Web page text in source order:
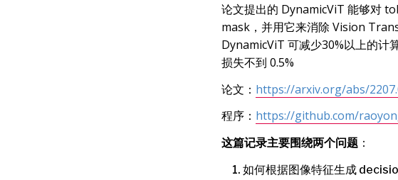
论文提出的 DynamicViT 能够对
mask，并用它来消除 Vision
DynamicViT 可减少30%以上的计
损失不到 0.5%
论文： https://arxiv.org/abs/
程序： https://github.com/
这篇记录主要围绕两个问题 ：
如何根据图像特征生成